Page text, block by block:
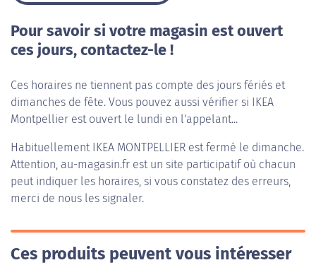
Pour savoir si votre magasin est ouvert
ces jours, contactez-le !
Ces horaires ne tiennent pas compte des jours fériés et
dimanches de fête. Vous pouvez aussi vérifier si IKEA
Montpellier est ouvert le lundi en l'appelant...
Habituellement IKEA MONTPELLIER est fermé le dimanche.
Attention, au-magasin.fr est un site participatif où chacun
peut indiquer les horaires, si vous constatez des erreurs,
merci de nous les signaler.
Ces produits peuvent vous intéresser